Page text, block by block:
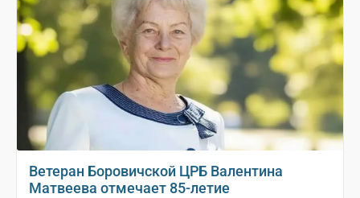
Ветеран Боровичской ЦРБ Валентина
Матвеева отмечает 85-летие